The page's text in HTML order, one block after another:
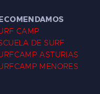
CAMP
DE SURF
ASTURIAS
MENORES